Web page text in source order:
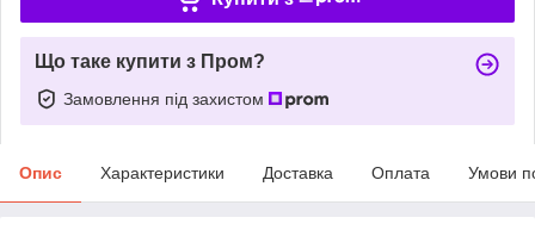
Що таке купити з Пром?
Замовлення під захистом
Опис Характеристики Доставка Оплата Умови